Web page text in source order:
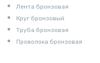
Лента бронзовая
Круг бронзовый
Труба бронзовая
Проволока бронзовая